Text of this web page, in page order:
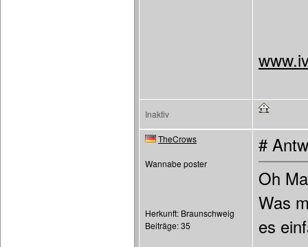
Inaktiv
TheCrows
Wannabe poster
Herkunft: Braunschweig
Beiträge: 35
#
Oh
Was
es